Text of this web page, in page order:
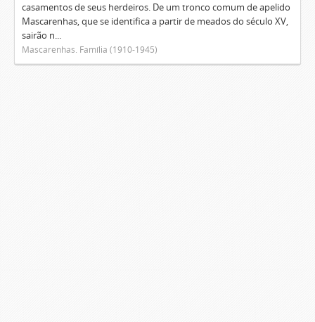
casamentos de seus herdeiros. De um tronco comum de apelido
Mascarenhas, que se identifica a partir de meados do século XV,
sairão n...
Mascarenhas. Família (1910-1945)